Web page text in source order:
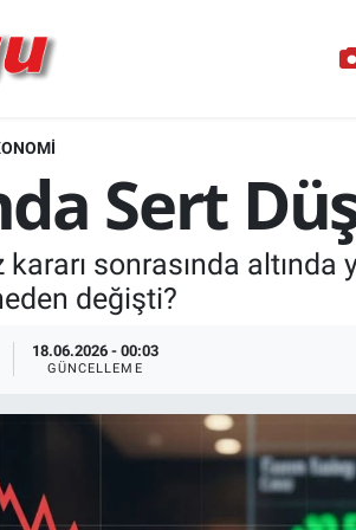
Sert
kararı sonrasında altında
değişti?
18.06.2026 - 00:03
GÜNCELLEME